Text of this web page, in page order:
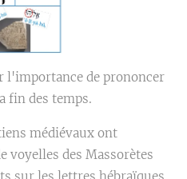
l'importance de prononcer
fin des temps.
médiévaux ont
voyelles des Massorètes